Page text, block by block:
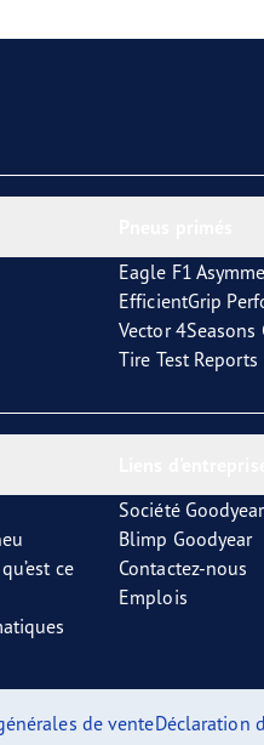
Eagle F1
EfficientGrip
Vector 4Seasons
Tire Test Reports
ce
Société Goodyear
Blimp Goodyear
Contactez-nous
Emplois
de venteDéclaration